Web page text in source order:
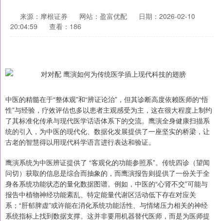
来源：摩根证券 网站：盈富优配
日期：2026-02-10
20:04:59
查看：186
中医的精髓在于“整体观”和“辨证论治”，但其诊断高度依赖医师的“悟
性”与经验，疗效评估也多以患者主观感受为主，这在很大程度上制约
了其标准化传承与现代医学话语体系下的交流。鹰演全身健康扫描系
统的引入，为中医的现代化、数据化发展提供了一座坚实的桥梁，让
古老的智慧得以用现代科学语言进行表达和验证。
鹰演系统为中医辨证提供了 “客观化的功能参照系”。传统四诊（望闻
问切）获取的信息是综合而抽象的，而鹰演报告则提供了一份关于全
身各系统功能状态的量化数据图谱。例如，中医的“心肾不交”可能与
报告中植物神经功能紊乱、特定能量代谢区活动低下存在对应关
系；“肝郁脾虚”或许能在消化系统功能活性、与情绪压力相关的神经
系统指标上找到数据支撑。这并非要用机器替代医师，而是为医师提